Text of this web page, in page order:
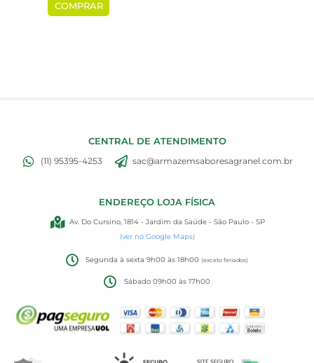
COMPRAR
CENTRAL DE ATENDIMENTO
(11) 95395-4253 sac@armazemsaboresagranel.com.br
ENDEREÇO LOJA FÍSICA
Av. Do Cursino, 1814 - Jardim da Saúde - São Paulo - SP
(ver no Google Maps)
Segunda à sexta 9h00 às 18h00(exceto feriados)
Sábado 09h00 às 17h00